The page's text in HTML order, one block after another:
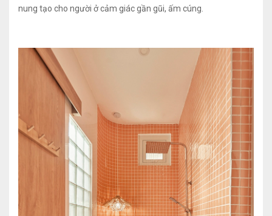
nung tạo cho người ở cảm giác gần gũi, ấm cúng.